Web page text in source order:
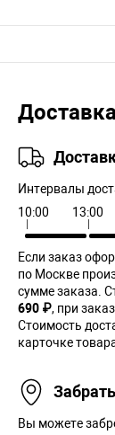
Интервалы
10:00
13:00
Если заказ
по Москве
сумме заказа.
690 ₽, при
Стоимость
карточке
Вы можете